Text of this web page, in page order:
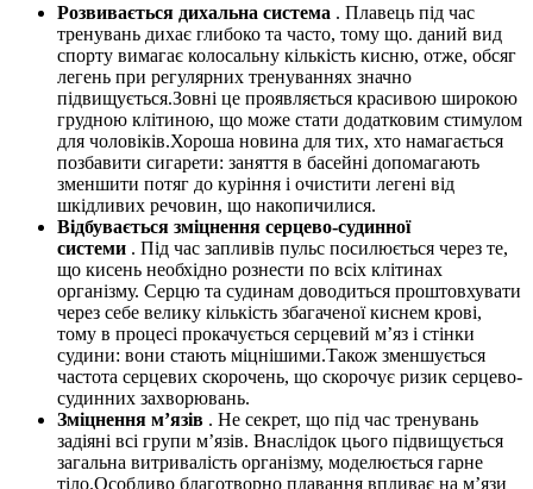
Розвивається дихальна система . Плавець під час
тренувань дихає глибоко та часто, тому що. даний вид
спорту вимагає колосальну кількість кисню, отже, обсяг
легень при регулярних тренуваннях значно
підвищується.Зовні це проявляється красивою широкою
грудною клітиною, що може стати додатковим стимулом
для чоловіків.Хороша новина для тих, хто намагається
позбавити сигарети: заняття в басейні допомагають
зменшити потяг до куріння і очистити легені від
шкідливих речовин, що накопичилися.
Відбувається зміцнення серцево-судинної
системи . Під час запливів пульс посилюється через те,
що кисень необхідно рознести по всіх клітинах
організму. Серцю та судинам доводиться проштовхувати
через себе велику кількість збагаченої киснем крові,
тому в процесі прокачується серцевий м’яз і стінки
судини: вони стають міцнішими.Також зменшується
частота серцевих скорочень, що скорочує ризик серцево-
судинних захворювань.
Зміцнення м’язів . Не секрет, що під час тренувань
задіяні всі групи м’язів. Внаслідок цього підвищується
загальна витривалість організму, моделюється гарне
тіло.Особливо благотворно плавання впливає на м’язи